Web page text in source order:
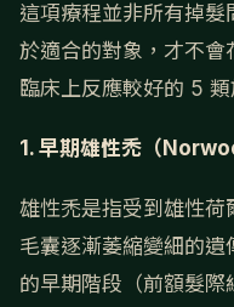
這項療程並非所有掉
於適合的對象，才不會
臨床上反應較好的 5 類
1. 早期雄性禿（
雄性禿是指受到雄性荷
毛囊逐漸萎縮變細的
的早期階段（前額髮際